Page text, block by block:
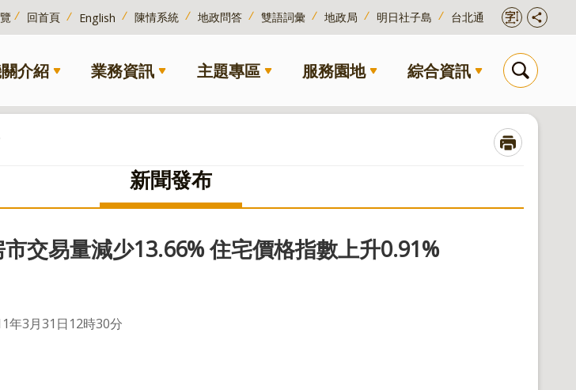
回首頁 English 陳情系統 地政問答 雙語詞彙 地政局 明日社子島 台北通
介紹 業務資訊 主題專區 服務園地 綜合資訊
新聞發布
交易量減少13.66% 住宅價格指數上升0.91%
年3月31日12時30分